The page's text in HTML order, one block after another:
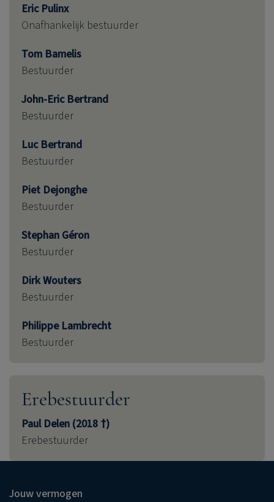
Eric Pulinx
Onafhankelijk bestuurder
Tom Bamelis
Bestuurder
John-Eric Bertrand
Bestuurder
Luc Bertrand
Bestuurder
Piet Dejonghe
Bestuurder
Stephan Géron
Bestuurder
Dirk Wouters
Bestuurder
Philippe Lambrecht
Bestuurder
Erebestuurder
Paul Delen (2018 †)
Erebestuurder
Jouw vermogen